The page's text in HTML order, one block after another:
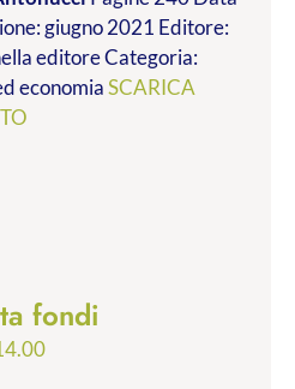
€9.99
a
€28.00
giugno 2021 Editore:
editore Categoria:
economiaSCARICA
fondi
Fascia